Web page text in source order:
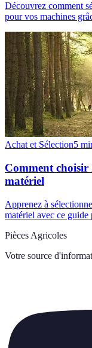
Découvrez comment
pour vos machines
Achat et Sélection5
Comment choisir
matériel
Apprenez à
matériel avec ce guide
Pièces Agricoles
Votre source